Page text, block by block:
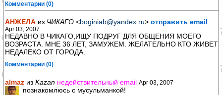
Комментарии (0)
АНЖЕЛА из ЧИКАГО <boginiab@yandex.ru> отправить email
Apr 03, 2007
НЕДАВНО В ЧИКАГО,ИЩУ ПОДРУГ ДЛЯ ОБЩЕНИЯ МОЕГО
ВОЗРАСТА. МНЕ 36 ЛЕТ, ЗАМУЖЕМ. ЖЕЛАТЕЛЬНО КТО ЖИВЕТ
НЕДАЛЕКО ОТ ГОРОДА.
Комментарии (0)
almaz из Kazan недействительный email Apr 03, 2007
познакомлюсь с мусульманкой!